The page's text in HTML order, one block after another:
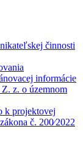
činnosti
informácie
Z. z. o územnom
k projektovej
č. 200⁄2022